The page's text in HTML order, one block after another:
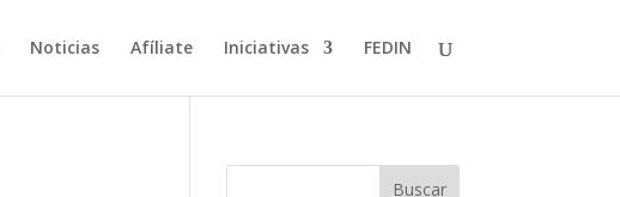
Noticias Afíliate Iniciativas FEDIN